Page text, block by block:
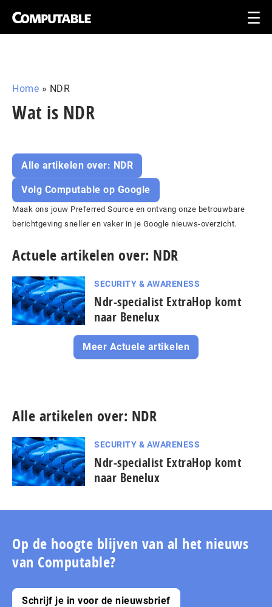
Home » NDR
Wat is NDR
Alle artikelen over: NDR
Volg Computable op Google
Maak ons jouw Preferred Source en ontvang onze betrouwbare
berichtgeving sneller en vaker in je Google nieuws-overzicht.
Actuele artikelen over: NDR
SECURITY & AWARENESS
Ndr-specialist ExtraHop komt
naar Benelux
Meer Actuele artikelen
Alle artikelen over: NDR
SECURITY & AWARENESS
Ndr-specialist ExtraHop komt
naar Benelux
Op de hoogte blijven van al het nieuws
van Computable?
Schrijf je in voor de nieuwsbrief